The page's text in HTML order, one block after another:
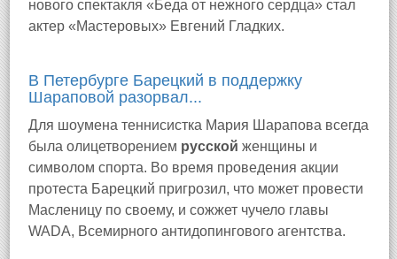
нового спектакля «Беда от нежного сердца» стал
актер «Мастеровых» Евгений Гладких.
В Петербурге Барецкий в поддержку
Шараповой разорвал...
Для шоумена теннисистка Мария Шарапова всегда
была олицетворением русской женщины и
символом спорта. Во время проведения акции
протеста Барецкий пригрозил, что может провести
Масленицу по своему, и сожжет чучело главы
WADA, Всемирного антидопингового агентства.